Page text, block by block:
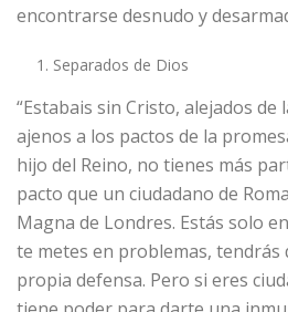
encontrarse desnudo y
Separados de Dios
“Estabais sin Cristo, alejados de
ajenos a los pactos de la
hijo del Reino, no tienes más
pacto que un ciudadano de
Magna de Londres. Estás solo
te metes en problemas,
propia defensa. Pero si eres